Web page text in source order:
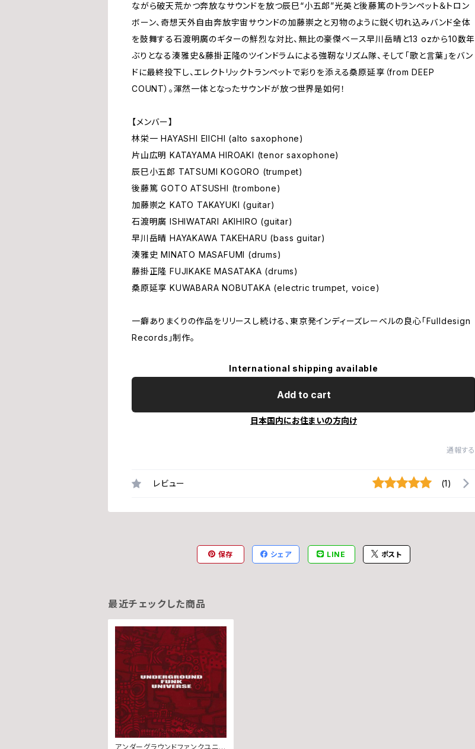
ながら破天荒かつ奔放なサウンドを放つ辰巳“小五郎”光英と後藤篤のトランペット＆トロン
ボーン、奇想天外自由奔放宇宙サウンドの加藤崇之と刃物のように鋭く切れ込みバンド全体
を鼓舞する石渡明廣のギターの鮮烈な対比、無比の豪傑ベース早川岳晴と13 ozから10数年
ぶりとなる湊雅史＆藤掛正隆のツインドラムによる強靭なリズム隊、そして「歌と言葉」をバン
ドに最終投下し、エレクトリックトランペットで彩りを添える桑原延享（from DEEP
COUNT）。渾然一体となったサウンドが放つ世界是如何！
【メンバー】
林栄一 HAYASHI EIICHI (alto saxophone)
片山広明 KATAYAMA HIROAKI (tenor saxophone)
辰巳小五郎 TATSUMI KOGORO (trumpet)
後藤篤 GOTO ATSUSHI (trombone)
加藤崇之 KATO TAKAYUKI (guitar)
石渡明廣 ISHIWATARI AKIHIRO (guitar)
早川岳晴 HAYAKAWA TAKEHARU (bass guitar)
湊雅史 MINATO MASAFUMI (drums)
藤掛正隆 FUJIKAKE MASATAKA (drums)
桑原延享 KUWABARA NOBUTAKA (electric trumpet, voice)
一癖ありまくりの作品をリリースし続ける、東京発インディーズレーベルの良心「Fulldesign
Records」制作。
International shipping available
Add to cart
日本国内にお住まいの方向け
通報する
レビュー (1)
保存 シェア LINE ポスト
最近チェックした商品
アンダーグラウンドファンクユニヴ